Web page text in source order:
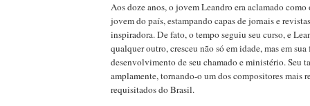
Aos doze anos, o jovem Leandro era aclamado
jovem do país, estampando capas de jornais e
inspiradora. De fato, o tempo seguiu seu curso, e
qualquer outro, cresceu não só em idade, mas em sua
desenvolvimento de seu chamado e ministério. Seu
amplamente, tornando-o um dos compositores mais
requisitados do Brasil.